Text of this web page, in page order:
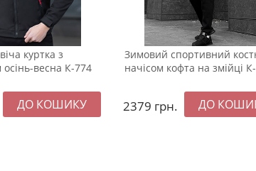
куртка з
весна К-774
Зимовий спортивний
начісом кофта на змійці
2379 грн.